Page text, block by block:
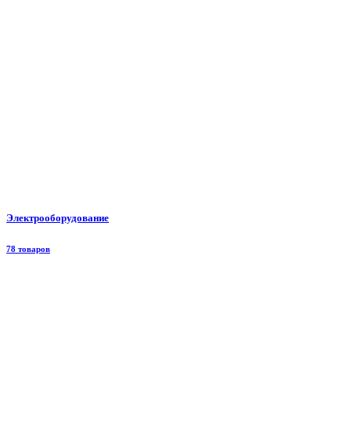
Электрооборудование
78 товаров